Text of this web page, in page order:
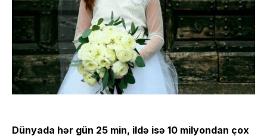
Dünyada hər gün 25 min, ildə isə 10 milyondan çox